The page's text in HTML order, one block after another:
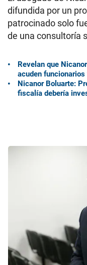
difundida por un
patrocinado solo
de una consultoría
Revelan que
acuden
Nicanor Boluarte:
fiscalía debería